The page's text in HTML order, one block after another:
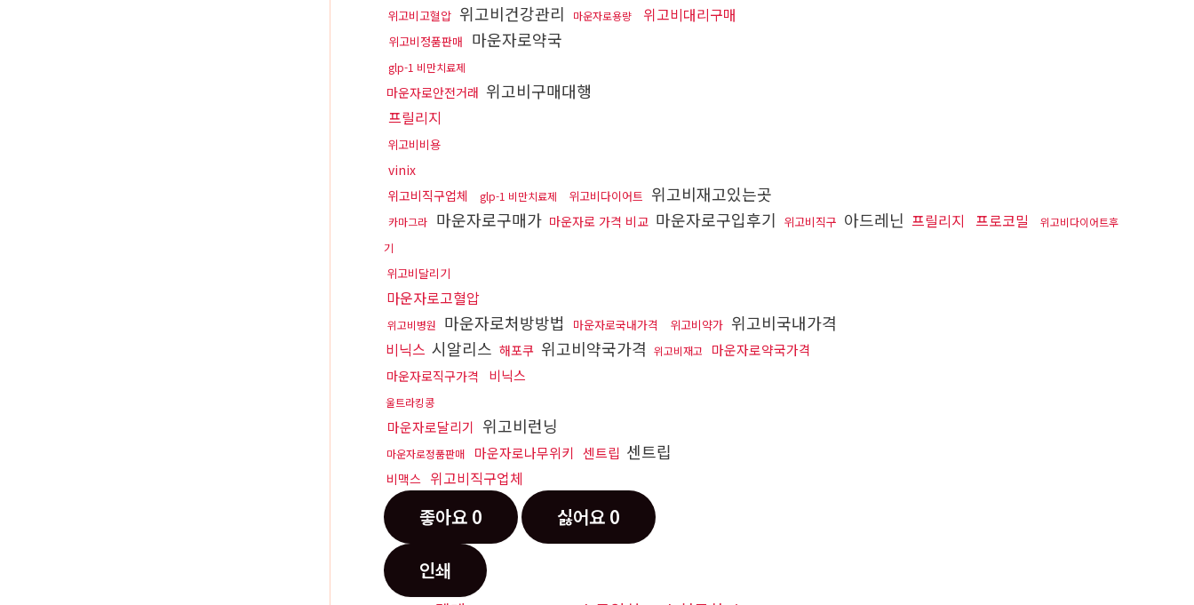
위고비고혈압 위고비건강관리 마운자로용량 위고비대리구매
위고비정품판매 마운자로약국
glp-1 비만치료제
마운자로안전거래 위고비구매대행
프릴리지
위고비비용
vinix
위고비직구업체
glp-1 비만치료제 위고비다이어트 위고비재고있는곳
카마그라 마운자로구매가 마운자로 가격 비교 마운자로구입후기 위고비직구 아드레닌 프릴리지 프로코밀
위고비다이어트후
기
위고비달리기
마운자로고혈압
위고비병원 마운자로처방방법 마운자로국내가격 위고비약가 위고비국내가격
비닉스 시알리스 해포쿠 위고비약국가격 위고비재고 마운자로약국가격
마운자로직구가격 비닉스
울트라킹콩
마운자로달리기 위고비런닝
마운자로정품판매 마운자로나무위키 센트립 센트립
비맥스 위고비직구업체
좋아요 0 싫어요 0
인쇄